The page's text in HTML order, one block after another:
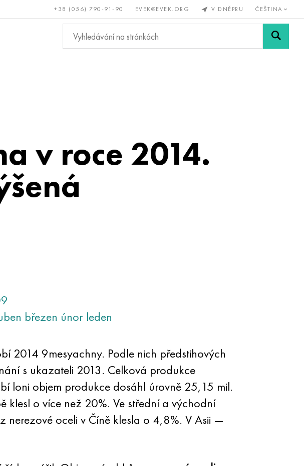
+38 (056) 790-91-90 EVEK@EVEK.ORG V DNĚPRU ČEŠTINA
Neželezné
kovy
Legovaná Sítě a
v roce 2014.
březen únor leden
2014 9mesyachny. Podle nich předstihových
s ukazateli 2013. Celková produkce
loni objem produkce dosáhl úrovně 25,15 mil.
klesl o více než 20%. Ve střední a východní
nerezové oceli v Číně klesla o 4,8%. V Asii —